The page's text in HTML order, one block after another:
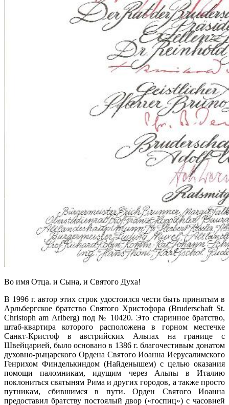
Во имя Отца. и Сына, и Святого Духа!
В 1996 г. автор этих строк удостоился чести быть принятым в
Арльбергское братство Святого Христофора (Bruderschaft St.
Christoph am Arlberg) под № 10420. Это старинное братство,
штаб-квартира которого расположена в горном местечке
Санкт-Кристоф в австрийских Альпах на границе с
Швейцарией, было основано в 1386 г. благочестивым донатом
духовно-рыцарского Ордена Святого Иоанна Иерусалимского
Генрихом Финделькиндом (Найденышем) с целью оказания
помощи паломникам, идущим через Альпы в Италию
поклониться святыням Рима и других городов, а также просто
путникам, сбившимся в пути. Орден Святого Иоанна
предоставил братству постоялый двор («госпиц») с часовней